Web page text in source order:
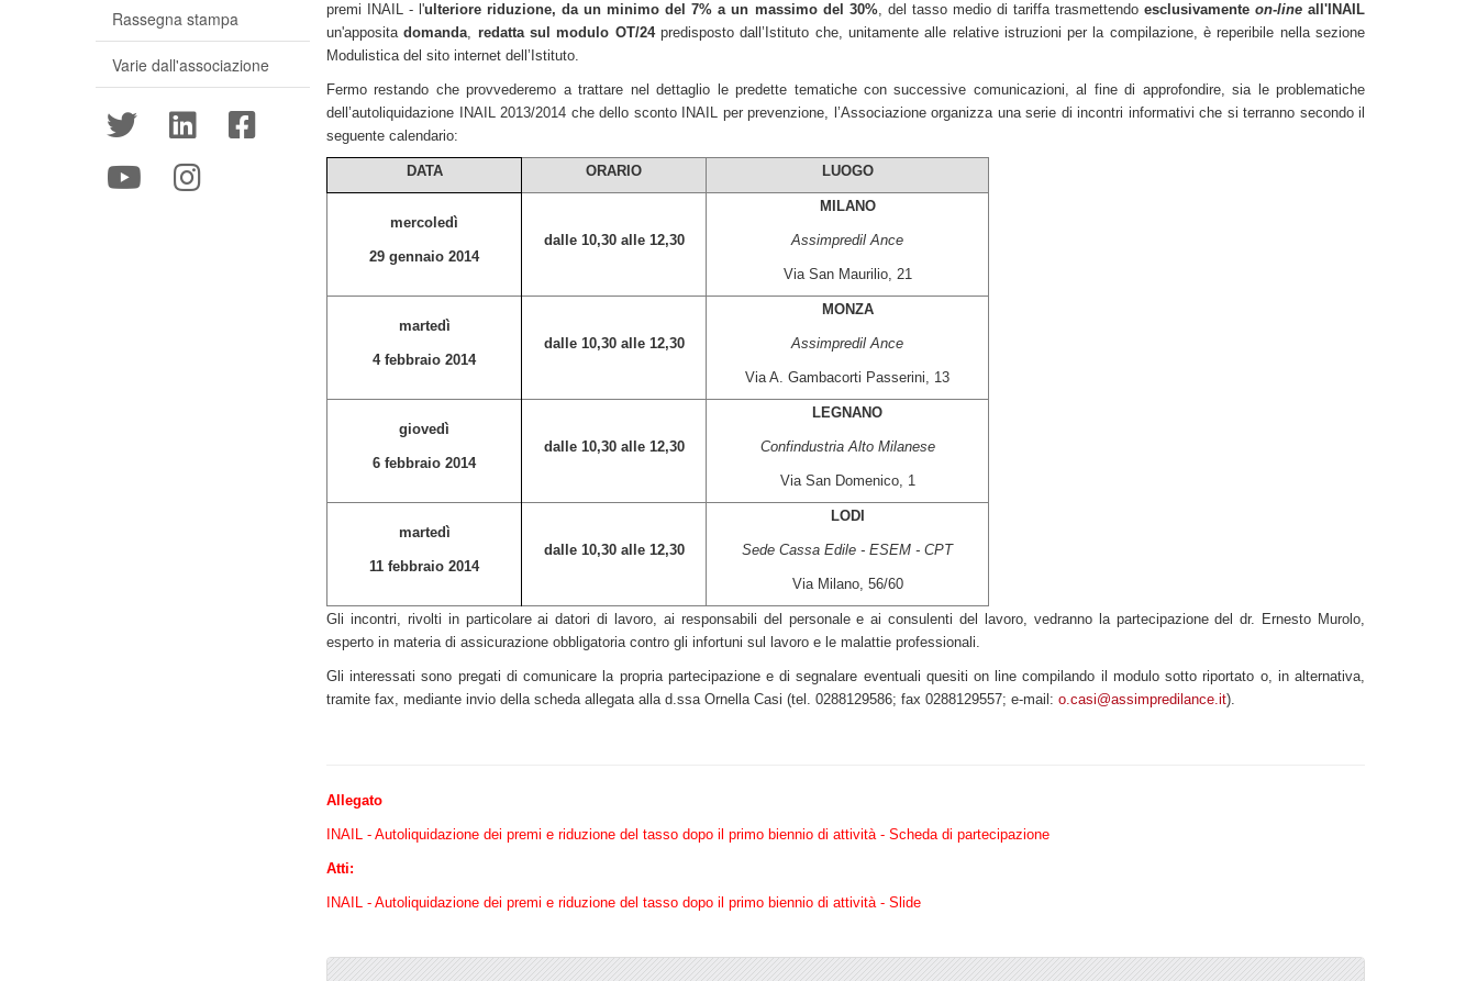
premi INAIL - l'ulteriore riduzione, da un minimo del 7% a un massimo del 30%, del tasso medio di tariffa trasmettendo esclusivamente on-lineall'INAIL
un'appositadomanda, redatta sul modulo OT/24 predisposto dall’Istituto che, unitamente alle relative istruzioni per la compilazione, è reperibile nella sezione
Modulistica del sito internet dell’Istituto.
Fermo restando che provvederemo a trattare nel dettaglio le predette tematiche con successive comunicazioni, al fine di approfondire, sia le problematiche
dell’autoliquidazione INAIL 2013/2014 che dello sconto INAIL per prevenzione, l’Associazione organizza una serie di incontri informativi che si terranno secondo il
seguente calendario:
DATA ORARIO LUOGO
mercoledì
29 gennaio 2014
dalle 10,30 alle 12,30
MILANO
Assimpredil Ance
Via San Maurilio, 21
martedì
4 febbraio 2014
dalle 10,30 alle 12,30
MONZA
Assimpredil Ance
Via A. Gambacorti Passerini, 13
giovedì
6 febbraio 2014
dalle 10,30 alle 12,30
LEGNANO
Confindustria Alto Milanese
Via San Domenico, 1
martedì
11 febbraio 2014
dalle 10,30 alle 12,30
LODI
Sede Cassa Edile - ESEM - CPT
Via Milano, 56/60
Gli incontri, rivolti in particolare ai datori di lavoro, ai responsabili del personale e ai consulenti del lavoro, vedranno la partecipazione del dr. Ernesto Murolo,
esperto in materia di assicurazione obbligatoria contro gli infortuni sul lavoro e le malattie professionali.
Gli interessati sono pregati di comunicare la propria partecipazione e di segnalare eventuali quesiti on line compilando il modulo sotto riportato o, in alternativa,
tramite fax, mediante invio della scheda allegata alla d.ssa Ornella Casi (tel. 0288129586; fax 0288129557; e-mail: o.casi@assimpredilance.it).
Allegato
INAIL - Autoliquidazione dei premi e riduzione del tasso dopo il primo biennio di attività - Scheda di partecipazione
Atti:
INAIL - Autoliquidazione dei premi e riduzione del tasso dopo il primo biennio di attività - Slide
Rassegna stampa
Varie dall'associazione